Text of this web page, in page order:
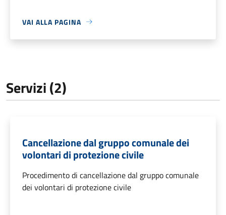
VAI ALLA PAGINA
Servizi (2)
Cancellazione dal gruppo comunale dei
volontari di protezione civile
Procedimento di cancellazione dal gruppo comunale
dei volontari di protezione civile